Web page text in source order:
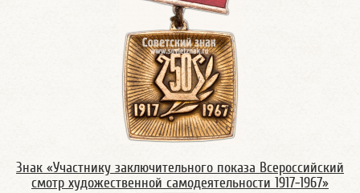
Знак «Участнику заключительного показа Всероссийский
смотр художественной самодеятельности 1917-1967»